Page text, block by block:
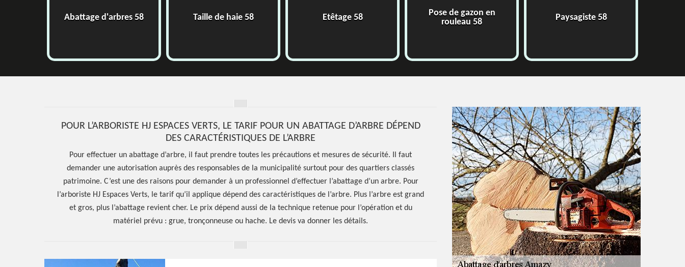
Abattage d'arbres 58 Taille de haie 58 Etêtage 58
Pose de gazon en
rouleau 58
Paysagiste 58
POUR L’ARBORISTE HJ ESPACES VERTS, LE TARIF POUR UN ABATTAGE D’ARBRE DÉPEND
DES CARACTÉRISTIQUES DE L’ARBRE
Pour effectuer un abattage d’arbre, il faut prendre toutes les précautions et mesures de sécurité. Il faut
demander une autorisation auprès des responsables de la municipalité surtout pour des quartiers classés
patrimoine. C’est une des raisons pour demander à un professionnel d’effectuer l’abattage d’un arbre. Pour
l’arboriste HJ Espaces Verts, le tarif qu’il applique dépend des caractéristiques de l’arbre. Plus l’arbre est grand
et gros, plus l’abattage revient cher. Le prix dépend aussi de la technique retenue pour l’opération et du
matériel prévu : grue, tronçonneuse ou hache. Le devis va donner les détails.